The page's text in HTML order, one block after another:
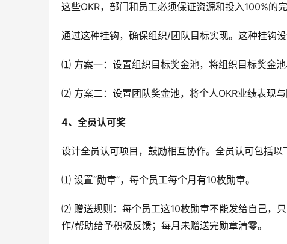
这些OKR，部门和员工必须保证资源和投入100%的完
通过这种挂钩，确保组织/团队目标实现。这种挂钩设
⑴ 方案一：设置组织目标奖金池，将组织目标奖金池
⑵ 方案二：设置团队奖金池，将个人OKR业绩表现与
4、全员认可奖
设计全员认可项目，鼓励相互协作。全员认可包括以
⑴ 设置“勋章”，每个员工每个月有10枚勋章。
⑵ 赠送规则：每个员工这10枚勋章不能发给自己，
作/帮助给予积极反馈；每月未赠送完勋章清零。